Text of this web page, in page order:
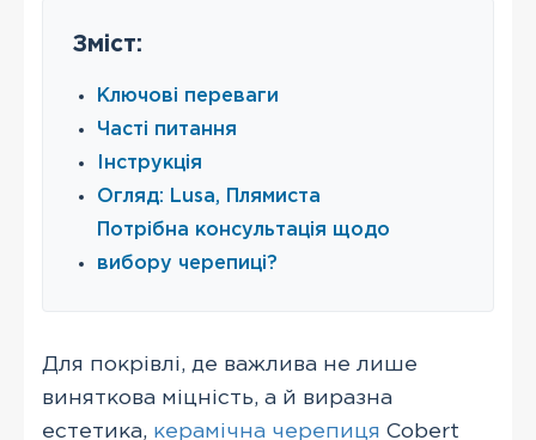
Зміст:
Ключові переваги
Часті питання
Інструкція
Огляд: Lusa, Плямиста
Потрібна консультація щодо
вибору черепиці?
Для покрівлі, де важлива не лише
виняткова міцність, а й виразна
естетика, керамічна черепиця Cobert